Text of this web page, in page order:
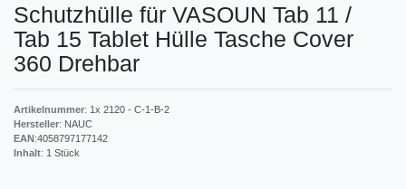
Schutzhülle für VASOUN Tab 11 /
Tab 15 Tablet Hülle Tasche Cover
360 Drehbar
Artikelnummer: 1x 2120 - C-1-B-2
Hersteller: NAUC
EAN:4058797177142
Inhalt: 1 Stück